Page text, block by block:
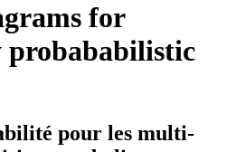
for
pour les multi-